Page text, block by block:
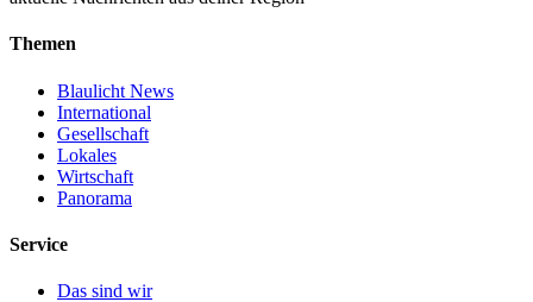
Themen
Blaulicht News
International
Gesellschaft
Lokales
Wirtschaft
Panorama
Service
Das sind wir